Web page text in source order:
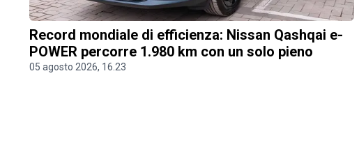
Record mondiale di efficienza: Nissan Qashqai e-
POWER percorre 1.980 km con un solo pieno
05 agosto 2026, 16.23